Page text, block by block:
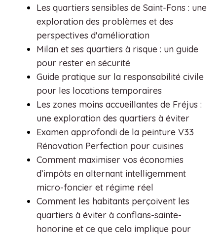
Les quartiers sensibles de Saint-Fons : une
exploration des problèmes et des
perspectives d'amélioration
Milan et ses quartiers à risque : un guide
pour rester en sécurité
Guide pratique sur la responsabilité civile
pour les locations temporaires
Les zones moins accueillantes de Fréjus :
une exploration des quartiers à éviter
Examen approfondi de la peinture V33
Rénovation Perfection pour cuisines
Comment maximiser vos économies
d’impôts en alternant intelligemment
micro-foncier et régime réel
Comment les habitants perçoivent les
quartiers à éviter à conflans-sainte-
honorine et ce que cela implique pour